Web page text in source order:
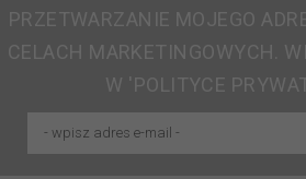
PRZETWARZANIE MOJEGO
CELACH MARKETINGOWYCH.
W 'POLITYCE